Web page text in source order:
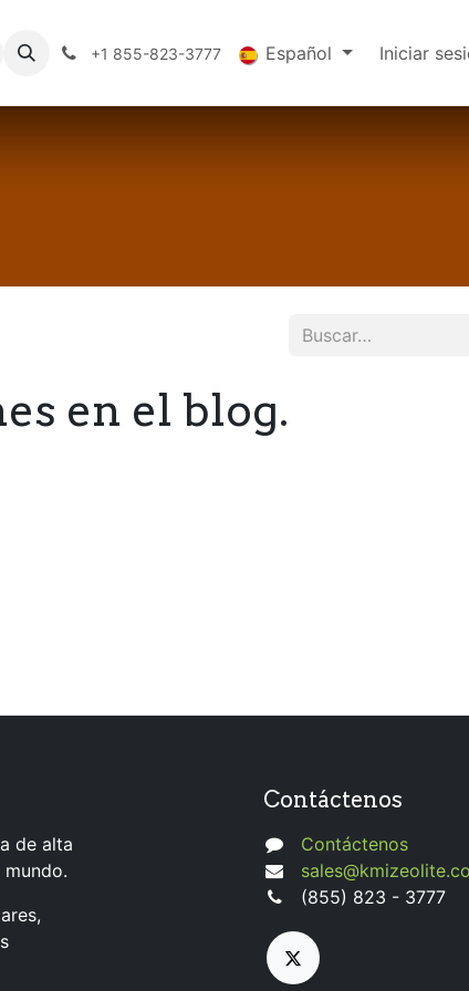
FAQs Blog
+1 855-823-3777 Español Iniciar
en el blog.
de alta
Contáctenos
Contáctenos
(855) 823 - 3777